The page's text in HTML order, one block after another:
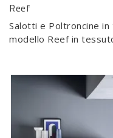
Reef
Salotti e Poltroncine
modello Reef in